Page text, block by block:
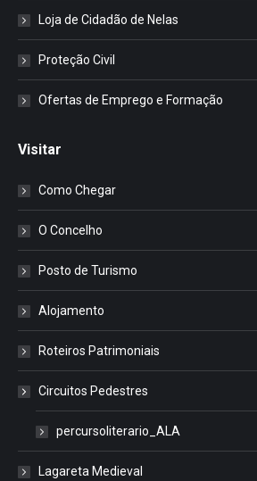
Loja de Cidadão de Nelas
Proteção Civil
Ofertas de Emprego e Formação
Visitar
Como Chegar
O Concelho
Posto de Turismo
Alojamento
Roteiros Patrimoniais
Circuitos Pedestres
percursoliterario_ALA
Lagareta Medieval